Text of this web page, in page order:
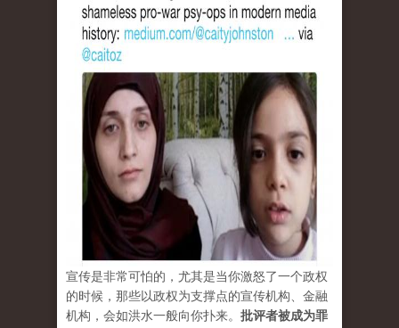
宣传是非常可怕的，尤其是当你激怒了一个政权
的时候，那些以政权为支撑点的宣传机构、金融
机构，会如洪水一般向你扑来。 批评者被成为罪